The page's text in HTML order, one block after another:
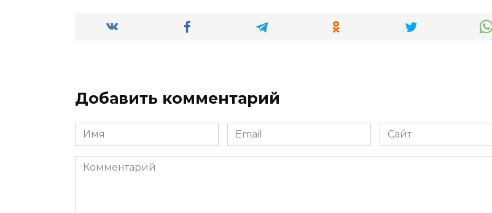
Добавить комментарий
Имя
*
Email
*
Сайт
Комментарий